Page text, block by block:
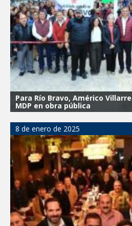
Integración
CARMEN
AL ORIENTE
Para Río Bravo, Américo
MDP en obra pública
8 de enero de 2025